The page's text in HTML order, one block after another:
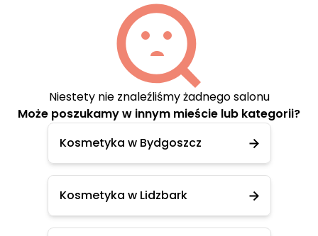
Niestety nie znaleźliśmy żadnego salonu
Może poszukamy w innym mieście lub kategorii?
Kosmetyka w Bydgoszcz
Kosmetyka w Lidzbark